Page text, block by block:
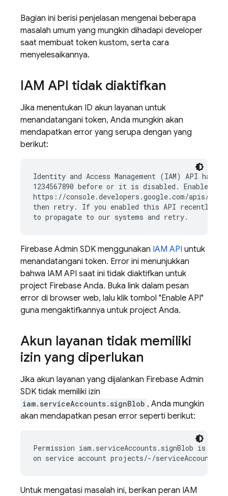
Bagian ini berisi penjelasan mengenai beberapa
masalah umum yang mungkin dihadapi developer
saat membuat token kustom, serta cara
menyelesaikannya.
IAM API tidak diaktifkan
Jika menentukan ID akun layanan untuk
menandatangani token, Anda mungkin akan
mendapatkan error yang serupa dengan yang
berikut:
Identity and Access Management (IAM) API has
1234567890 before or it is disabled. Enable it
https://console.developers.google.com/apis/api/
then retry. If you enabled this API recently,
Firebase Admin SDK menggunakan IAM API untuk
menandatangani token. Error ini menunjukkan
bahwa IAM API saat ini tidak diaktifkan untuk
project Firebase Anda. Buka link dalam pesan
error di browser web, lalu klik tombol "Enable API"
guna mengaktifkannya untuk project Anda.
Akun layanan tidak memiliki
izin yang diperlukan
Jika akun layanan yang dijalankan Firebase Admin
SDK tidak memiliki izin
iam.serviceAccounts.signBlob , Anda mungkin
akan mendapatkan pesan error seperti berikut:
Permission iam.serviceAccounts.signBlob is
Untuk mengatasi masalah ini, berikan peran IAM